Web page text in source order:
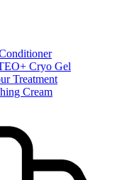
Cryo Gel
Treatment
Cream